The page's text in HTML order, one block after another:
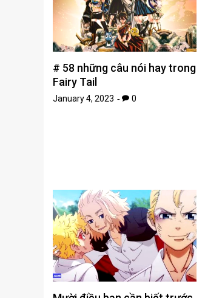
# 58 những câu nói hay trong
Fairy Tail
January 4, 2023 0